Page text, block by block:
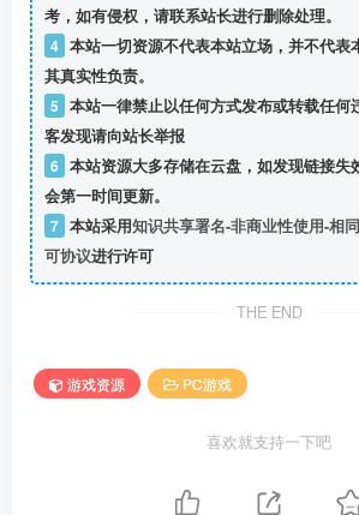
考，如有侵权，请联系站长进行删除处理。
4 本站一切资源不代表本站立场，并不代表
其真实性负责。
5 本站一律禁止以任何方式发布或转载任何
客发现请向站长举报
6 本站资源大多存储在云盘，如发现链接失
会第一时间更新。
7 本站采用知识共享署名-非商业性使用-相
可协议进行许可
THE END
游戏资源 PC游戏
喜欢就支持一下吧